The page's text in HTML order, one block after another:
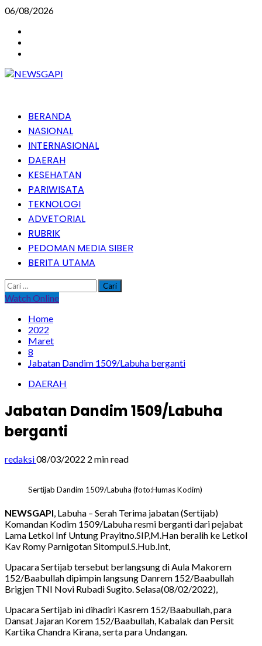
Skip
content
06/08/2026
PrimaryBERANDA
NASIONAL
INTERNASIONAL
DAERAH
KESEHATAN
PARIWISATA
TEKNOLOGI
ADVETORIAL
RUBRIK
PEDOMAN MEDIA SIBER
BERITA UTAMA
Cari
untuk:
Watch Online
Home
2022
Maret
8
Jabatan Dandim 1509/Labuha berganti
DAERAH
Jabatan Dandim 1509/Labuha
berganti
redaksi08/03/2022 2 min read
Sertijab Dandim 1509/Labuha (foto:Humas Kodim)
NEWSGAPI, Labuha – Serah Terima jabatan (Sertijab)
Komandan Kodim 1509/Labuha resmi berganti dari pejabat
Lama Letkol Inf Untung Prayitno.SIP,M.Han beralih ke Letkol
Kav Romy Parnigotan Sitompul.S.Hub.Int,
Upacara Sertijab tersebut berlangsung di Aula Makorem
152/Baabullah dipimpin langsung Danrem 152/Baabullah
Brigjen TNI Novi Rubadi Sugito. Selasa(08/02/2022),
Upacara Sertijab ini dihadiri Kasrem 152/Baabullah, para
Dansat Jajaran Korem 152/Baabullah, Kabalak dan Persit
Kartika Chandra Kirana, serta para Undangan.